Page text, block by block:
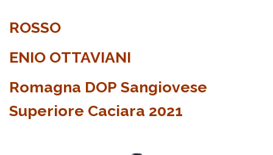
ROSSO
ENIO OTTAVIANI
Romagna DOP Sangiovese
Superiore Caciara 2021